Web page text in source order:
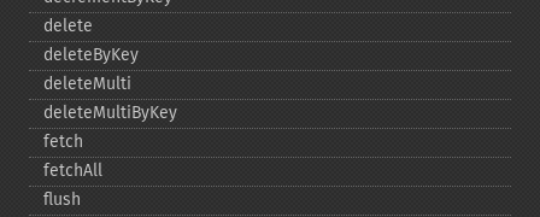
delete
deleteByKey
deleteMulti
deleteMultiByKey
fetch
fetchAll
flush